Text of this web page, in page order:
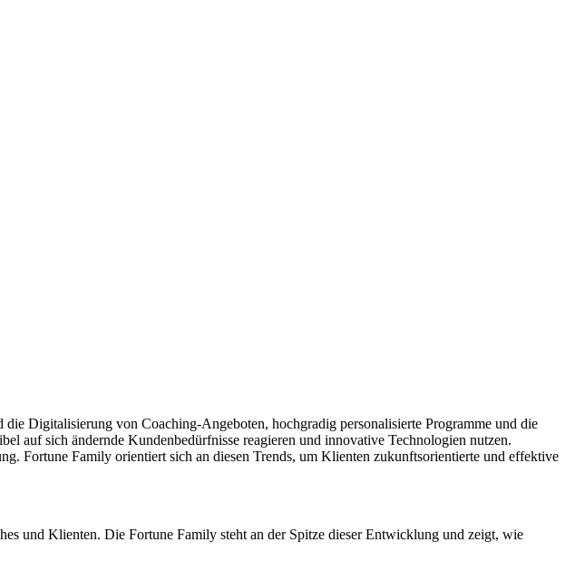
Digitalisierung von Coaching-Angeboten, hochgradig personalisierte Programme und die
auf sich ändernde Kundenbedürfnisse reagieren und innovative Technologien nutzen.
Fortune Family orientiert sich an diesen Trends, um Klienten zukunftsorientierte und effektive
und Klienten. Die Fortune Family steht an der Spitze dieser Entwicklung und zeigt, wie